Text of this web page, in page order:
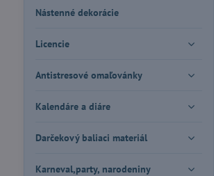
Nástenné dekorácie
Licencie
Antistresové omaľovánky
Kalendáre a diáre
Darčekový baliaci materiál
Karneval,party, narodeniny